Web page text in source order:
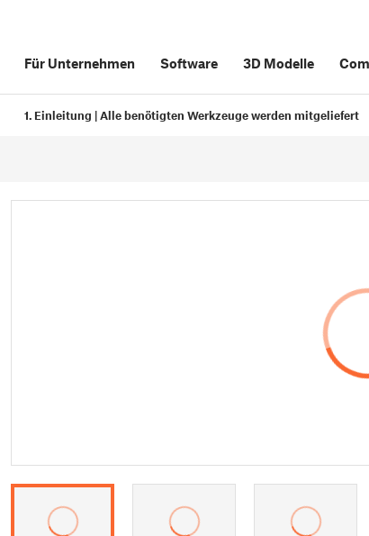
Für Unternehmen Software 3D Modelle
1. Einleitung | Alle benötigten Werkzeuge werden mitgeliefert